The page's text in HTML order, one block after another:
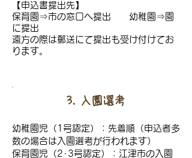
【申込書提出先】
保育園⇒市の窓口へ提出 幼稚園⇒園
に提出
遠方の際は郵送にて提出も受け付けてお
ります。
3. 入園選考
幼稚園児（1号認定）：先着順（申込者多
数の場合は入園選考が行われます）
​保育園児（2･3号認定）：江津市の入園